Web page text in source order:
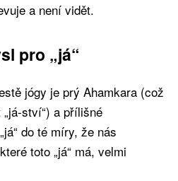
a není vidět.
pro „já“
jógy je prý Ahamkara (což
ství“) a přílišné
do té míry, že nás
toto „já“ má, velmi